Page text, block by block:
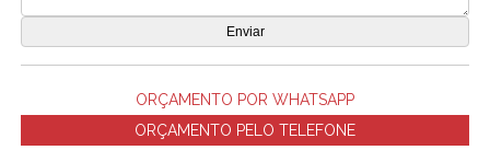
ORÇAMENTO POR WHATSAPP
ORÇAMENTO PELO TELEFONE